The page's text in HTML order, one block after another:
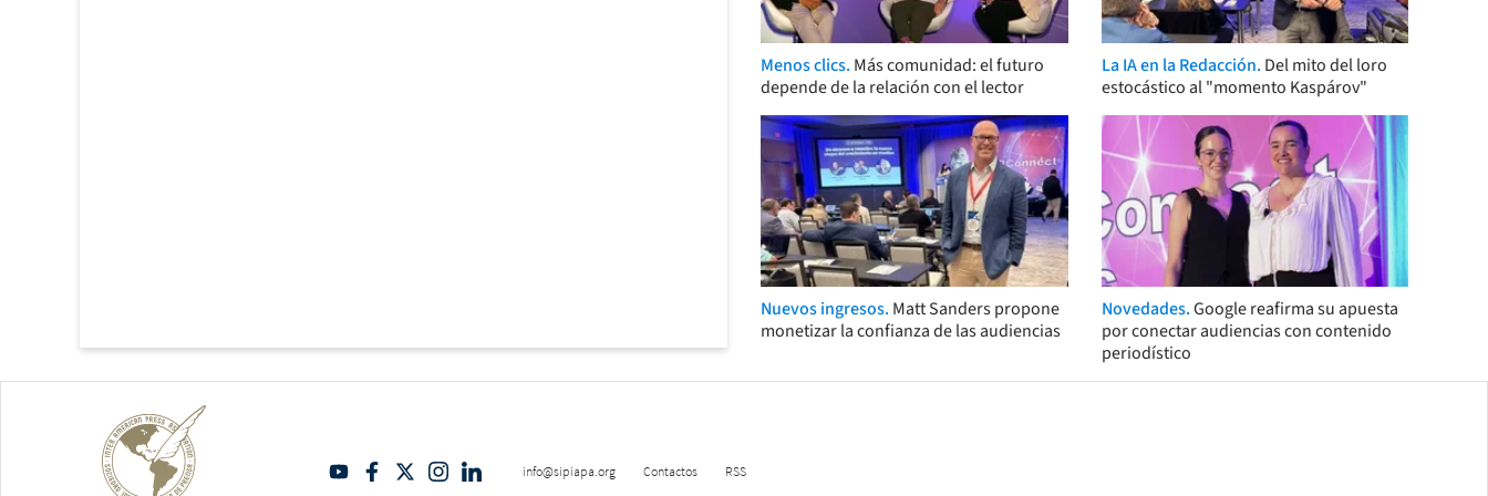
Menos clics. Más comunidad: el futuro
depende de la relación con el lector
La IA en la Redacción. Del mito del loro
estocástico al "momento Kaspárov"
Nuevos ingresos. Matt Sanders propone
monetizar la confianza de las audiencias
Novedades.Google reafirma su apuesta
por conectar audiencias con contenido
periodístico
info@sipiapa.org Contactos RSS